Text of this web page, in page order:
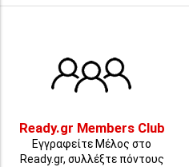
Ready.gr Members Club
Εγγραφείτε Μέλος στο
Ready.gr, συλλέξτε πόντους